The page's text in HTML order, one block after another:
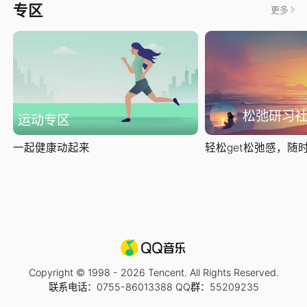
专区 更多
运动专区
一起健康动起来
松弛研习社
轻松get松弛感，随
Copyright © 1998 - 2026 Tencent. All Rights Reserved.
联系电话：0755-86013388 QQ群：55209235